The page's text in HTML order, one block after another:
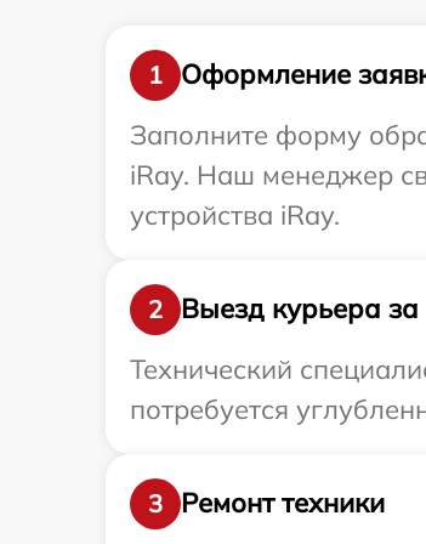
1
Оформление
Заполните форму
iRay. Наш менеджер
устройства iRay.
2
Выезд курьера за
Технический
потребуется
3
Ремонт техники